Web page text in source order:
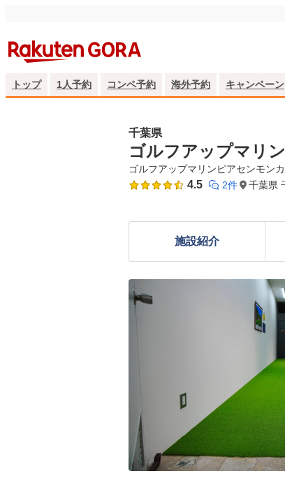
トップ 1人予約 コンペ予約 海外予約 キャンペーン
千葉県
ゴルフアップマリ
ゴルフアップマリンピアセンモン
4.5 2件 千葉県
施設紹介